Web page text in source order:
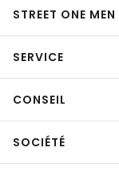
STREET ONE MEN
SERVICE
CONSEIL
SOCIÉTÉ